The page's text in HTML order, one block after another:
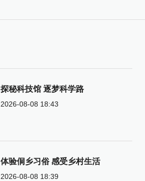
探秘科技馆 逐梦科学路
2026-08-08 18:43
体验侗乡习俗 感受乡村生活
2026-08-08 18:39